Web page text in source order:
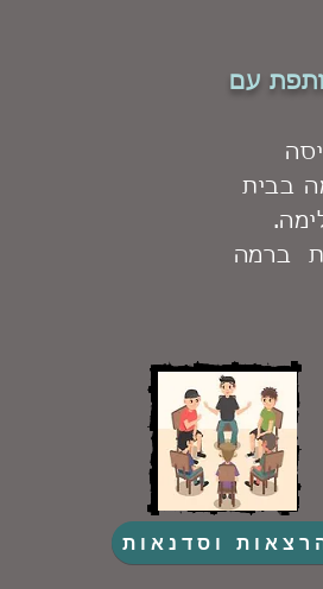
עם
בבית
ברמה
וסדנאות